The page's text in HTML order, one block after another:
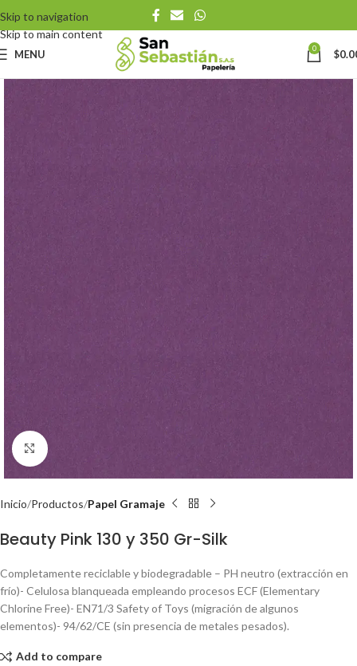
Skip to navigation
Skip to main content
MENU 0 $
Click to enlarge
Inicio Productos Papel Gramaje
Beauty Pink 130 y 350 Gr-Silk
Completamente reciclable y biodegradable – PH neutro (extracción en
frío)- Celulosa blanqueada empleando procesos ECF (Elementary
Chlorine Free)- EN71/3 Safety of Toys (migración de algunos
elementos)- 94/62/CE (sin presencia de metales pesados).
Add to compare